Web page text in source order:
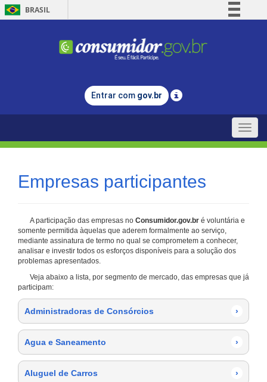
BRASIL
Comunica BR
Legislação
Entrar com gov.br
Toggle
Empresas participantes
A participação das empresas no Consumidor.gov.br é voluntária e
somente permitida àquelas que aderem formalmente ao serviço,
mediante assinatura de termo no qual se comprometem a conhecer,
analisar e investir todos os esforços disponíveis para a solução dos
problemas apresentados.
Veja abaixo a lista, por segmento de mercado, das empresas que já
participam:
Administradoras de Consórcios ›
Agua e Saneamento ›
Aluguel de Carros ›